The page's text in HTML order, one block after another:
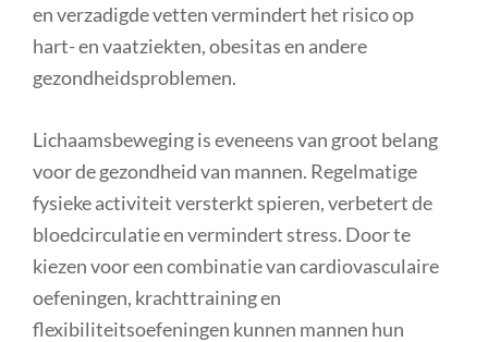
en verzadigde vetten vermindert het risico op
hart- en vaatziekten, obesitas en andere
gezondheidsproblemen.
Lichaamsbeweging is eveneens van groot belang
voor de gezondheid van mannen. Regelmatige
fysieke activiteit versterkt spieren, verbetert de
bloedcirculatie en vermindert stress. Door te
kiezen voor een combinatie van cardiovasculaire
oefeningen, krachttraining en
flexibiliteitsoefeningen kunnen mannen hun